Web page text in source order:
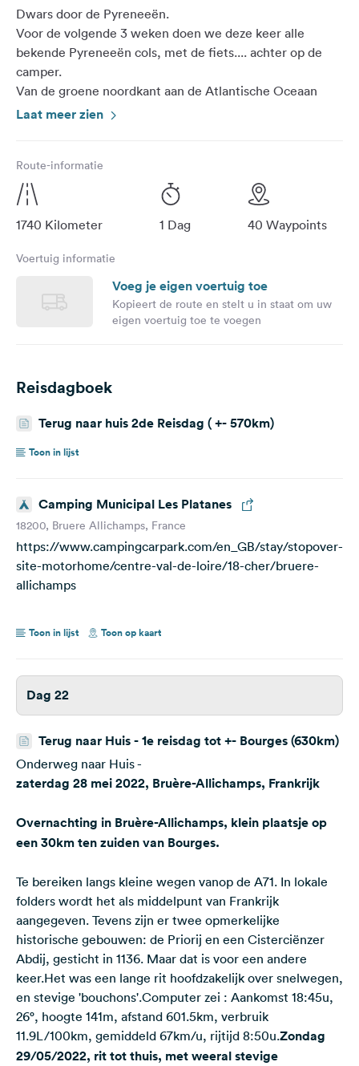
ons
social
media
Facebook
Instagram
Dwars door de Pyreneeën.
Voor de volgende 3 weken doen we deze keer alle
bekende Pyreneeën cols, met de fiets.... achter op de
camper.
Van de groene noordkant aan de Atlantische Oceaan
naar de ruige zuidkant in Spanje om te eindigen aan de
landschappen, en pittoreske dorpjes staan ons te
wachten tijdens onze Campertrip door deze Frans-
Laat meer zien
Route-informatie
1740 Kilometer 1 Dag 40 Waypoints
Voertuig informatie
Voeg je eigen voertuig toe
Kopieert de route en stelt u in staat om uw
eigen voertuig toe te voegen
Reisdagboek
Terug naar huis 2de Reisdag ( +- 570km)
Toon in lijst
Camping Municipal Les Platanes
18200, Bruere Allichamps, France
https://www.campingcarpark.com/en_GB/stay/stopover-
site-motorhome/centre-val-de-loire/18-cher/bruere-
allichamps
Toon in lijst Toon op kaart
Dag 22
Terug naar Huis - 1e reisdag tot +- Bourges (630km)
Onderweg naar Huis -
zaterdag 28 mei 2022, Bruère-Allichamps, Frankrijk
Overnachting in Bruère-Allichamps, klein plaatsje op
een 30km ten zuiden van Bourges.
Te bereiken langs kleine wegen vanop de A71. In lokale
folders wordt het als middelpunt van Frankrijk
aangegeven. Tevens zijn er twee opmerkelijke
historische gebouwen: de Priorij en een Cisterciënzer
Abdij, gesticht in 1136. Maar dat is voor een andere
keer.Het was een lange rit hoofdzakelijk over snelwegen,
en stevige 'bouchons'.Computer zei : Aankomst 18:45u,
26°, hoogte 141m, afstand 601.5km, verbruik
11.9L/100km, gemiddeld 67km/u, rijtijd 8:50u.Zondag
29/05/2022, rit tot thuis, met weeral stevige